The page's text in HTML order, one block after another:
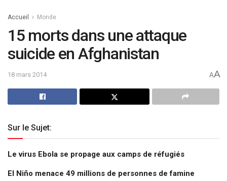
Accueil Monde
15 morts dans une attaque
suicide en Afghanistan
18 mars 2014 AA
Sur le Sujet:
Le virus Ebola se propage aux camps de réfugiés
El Niño menace 49 millions de personnes de famine